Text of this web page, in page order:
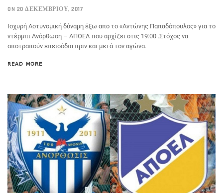
ON 20 ΔΕΚΕΜΒΡΊΟΥ, 2017
Ισχυρή Αστυνομική δύναμη έξω απο το «Αντώνης Παπαδόπουλος» για το
ντέρμπι Ανόρθωση – ΑΠΟΕΛ που αρχίζει στις 19:00 .Στόχος να
αποτραπούν επεισόδια πριν και μετά τον αγώνα.
READ MORE